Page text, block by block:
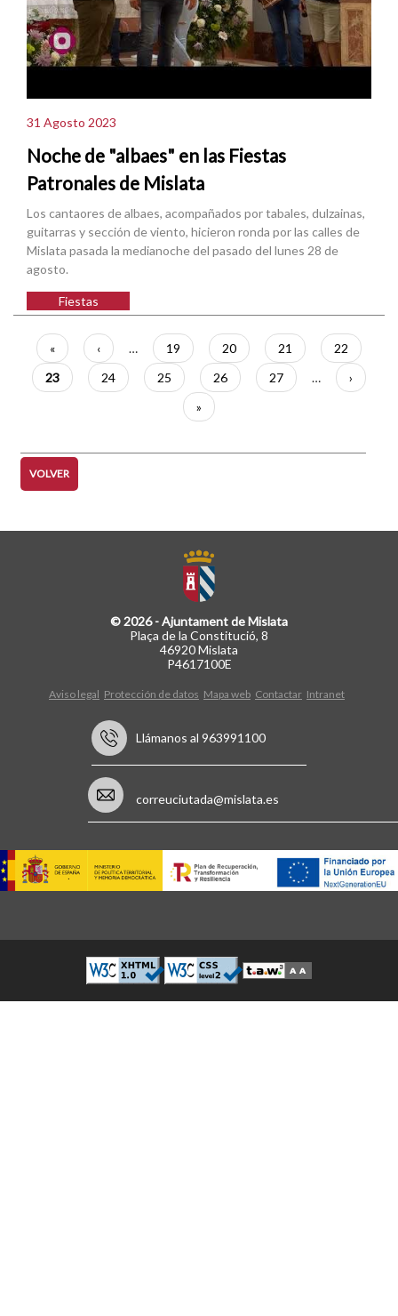
31 Agosto 2023
Noche de "albaes" en las Fiestas
Patronales de Mislata
Los cantaores de albaes, acompañados por tabales, dulzainas,
guitarras y sección de viento, hicieron ronda por las calles de
Mislata pasada la medianoche del pasado del lunes 28 de
agosto.
Fiestas
Paginación
Primera
página
«
Página
anterior
‹ … Página
19 Página
20 Página
21 Página
22
Página
actual
23 Página
24 Página
25 Página
26 Página
27 …
página
›
Última
página
»
VOLVER
© 2026 - Ajuntament de Mislata
Plaça de la Constitució, 8
46920 Mislata
P4617100E
Aviso legal Protección de datos Mapa web Contactar Intranet
Llámanos al 963991100
correuciutada@mislata.es